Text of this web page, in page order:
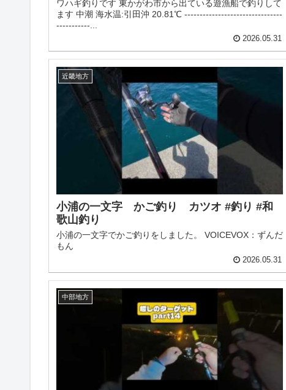
ワハギ釣りです 東かがわ市から出ている遊漁船で釣りして
ます 中潮 海水温:引田沖 20.81℃ --------------------------------
-----------...
2026.05.31
近畿地方
小浦の一文字 かご釣り カツオ #釣り #和
歌山釣り
小浦の一文字でかご釣りをしました。 VOICEVOX：ずんだ
もん
2026.05.31
中部地方